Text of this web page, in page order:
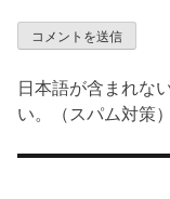
日本語が含まれな
い。（スパム対策）